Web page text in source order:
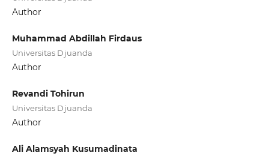
Author
Muhammad Abdillah Firdaus
Universitas Djuanda
Author
Revandi Tohirun
Universitas Djuanda
Author
Ali Alamsyah Kusumadinata